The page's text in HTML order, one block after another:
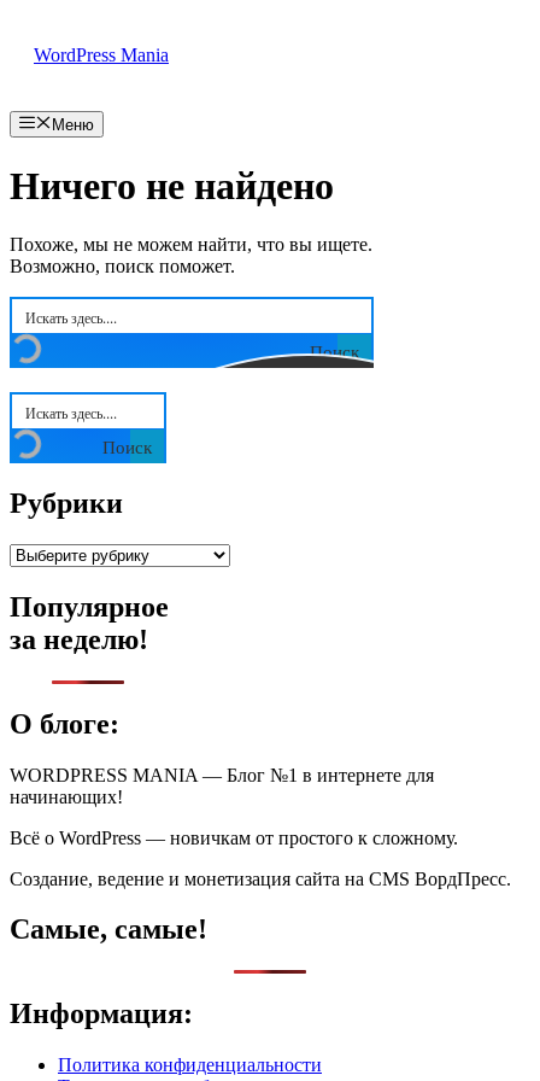
WordPress Mania
Меню
Ничего не найдено
Похоже, мы не можем найти, что вы ищете.
Возможно, поиск поможет.
Поиск
Поиск
Рубрики
Рубрики
Популярное
за неделю!
О блоге:
WORDPRESS MANIA — Блог №1 в интернете для
начинающих!
Всё о WordPress — новичкам от простого к сложному.
Создание, ведение и монетизация сайта на CMS ВордПресс.
Самые, самые!
Информация:
Политика конфиденциальности